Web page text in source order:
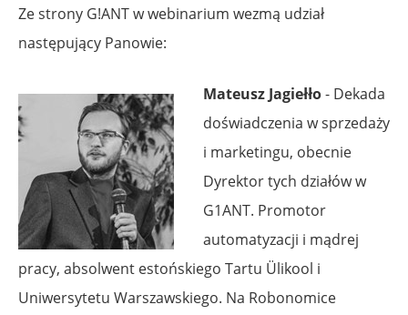
Ze strony G!ANT w webinarium wezmą udział
następujący Panowie:
Mateusz Jagiełło- Dekada
doświadczenia w sprzedaży
i marketingu, obecnie
Dyrektor tych działów w
G1ANT. Promotor
automatyzacji i mądrej
pracy, absolwent estońskiego Tartu Ülikool i
Uniwersytetu Warszawskiego. Na Robonomice